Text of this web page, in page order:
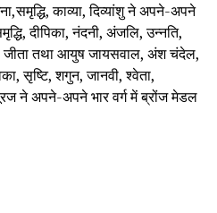
काव्या, दिव्यांशु ने अपने-अपने
दीपिका, नंदनी, अंजलि, उन्नति,
जीता तथा आयुष जायसवाल, अंश चंदेल,
सृष्टि, शगुन, जानवी, श्वेता,
ने अपने-अपने भार वर्ग में ब्रोंज मेडल